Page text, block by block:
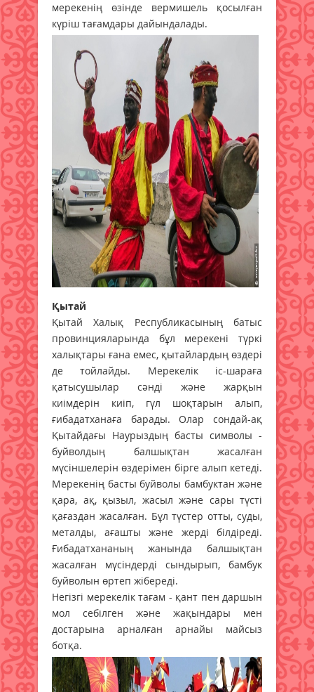
мерекенің өзінде вермишель қосылған
күріш тағамдары дайындалады.
Қытай
Қытай Халық Республикасының батыс
провинцияларында бұл мерекені түркі
халықтары ғана емес, қытайлардың өздері
де тойлайды. Мерекелік іс-шараға
қатысушылар сәнді және жарқын
киімдерін киіп, гүл шоқтарын алып,
ғибадатханаға барады. Олар сондай-ақ
Қытайдағы Наурыздың басты символы -
буйволдың балшықтан жасалған
мүсіншелерін өздерімен бірге алып кетеді.
Мерекенің басты буйволы бамбуктан және
қара, ақ, қызыл, жасыл және сары түсті
қағаздан жасалған. Бұл түстер отты, суды,
металды, ағашты және жерді білдіреді.
Ғибадатхананың жанында балшықтан
жасалған мүсіндерді сындырып, бамбук
буйволын өртеп жібереді.
Негізгі мерекелік тағам - қант пен даршын
мол себілген және жақындары мен
достарына арналған арнайы майсыз
ботқа.